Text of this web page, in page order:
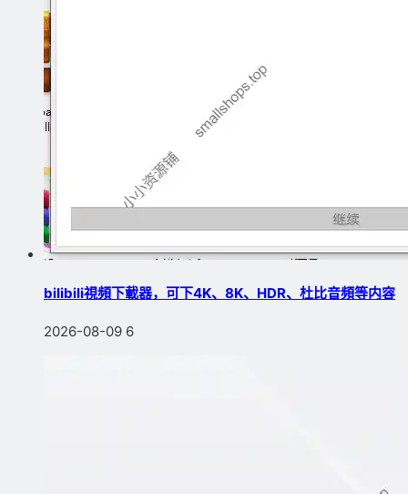
bilibili視頻下載器，可下4K、8K、HDR、杜比音頻等内容
2026-08-09 6